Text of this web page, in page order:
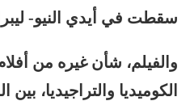
سقطت في أيدي النيو-
والفيلم، شأن غيره من
الكوميديا والتراجيديا،